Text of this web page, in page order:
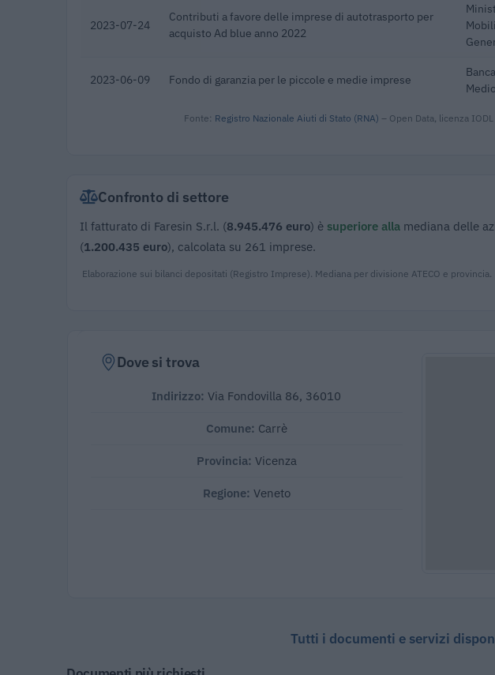
2023-07-24
Contributi a favore delle imprese di autotrasporto per
acquisto Ad blue anno 2022
2023-06-09 Fondo di garanzia per le piccole e medie imprese
Fonte: Registro Nazionale Aiuti di Stato (RNA) – Open Data, licenza
Confronto di settore
Il fatturato di Faresin S.r.l. (8.945.476 euro) è superiore alla mediana delle
(1.200.435 euro), calcolata su 261 imprese.
Elaborazione sui bilanci depositati (Registro Imprese). Mediana per divisione ATECO e provincia.
Dove si trova
Indirizzo: Via Fondovilla 86, 36010
Comune: Carrè
Provincia: Vicenza
Regione: Veneto
Tutti i documenti e servizi